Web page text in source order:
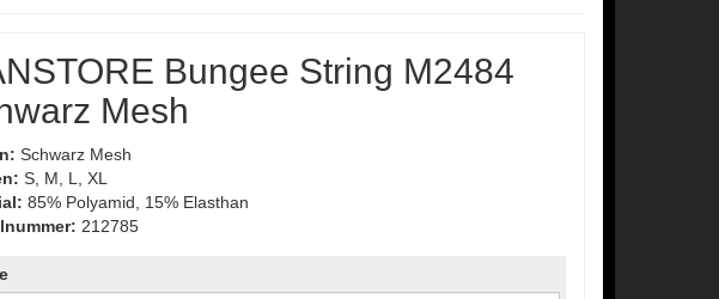
Bungee String M2484
Mesh
Schwarz Mesh
S, M, L, XL
85% Polyamid, 15% Elasthan
212785